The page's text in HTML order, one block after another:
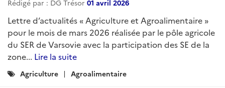
Etats-Unis – Brèves Sectorielles
Rédigé par : DG Trésor 15 mai 2026
Brèves sectorielles des Etats-Unis : la lettre d’actualité
hebdomadaire sur les sujets sectoriels et commerciaux
préparée par le Service Economique Régional de
Washington.... Lire la suite